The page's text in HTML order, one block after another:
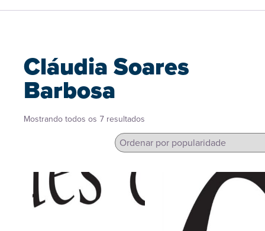
Cláudia Soares
Barbosa
Mostrando todos os 7 resultados
popularidade